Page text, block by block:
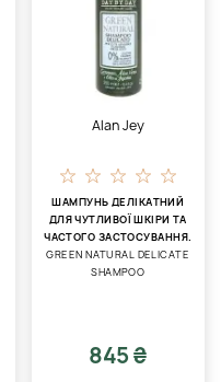
Alan Jey
ШАМПУНЬ ДЕЛІКАТНИЙ
ДЛЯ ЧУТЛИВОЇ ​​ШКІРИ ТА
ЧАСТОГО ЗАСТОСУВАННЯ.
GREEN NATURAL DELICATE
SHAMPOO
845 ₴